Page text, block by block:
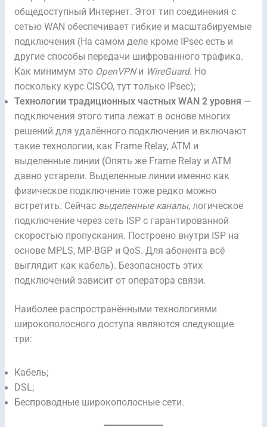
общедоступный Интернет. Этот тип соединения с
сетью WAN обеспечивает гибкие и масштабируемые
подключения (На самом деле кроме IPsec есть и
другие способы передачи шифрованного трафика.
Как минимум это OpenVPNи WireGuard. Но
поскольку курс CISCO, тут только IPsec);
Технологии традиционных частных WAN 2 уровня —
подключения этого типа лежат в основе многих
решений для удалённого подключения и включают
такие технологии, как Frame Relay, ATM и
выделенные линии (Опять же Frame Relay и ATM
давно устарели. Выделенные линии именно как
физическое подключение тоже редко можно
встретить. Сейчас выделенные каналы, логическое
подключение через сеть ISP с гарантированной
скоростью пропускания. Построено внутри ISP на
основе MPLS, MP-BGP и QoS. Для абонента всё
выглядит как кабель). Безопасность этих
подключений зависит от оператора связи.
Наиболее распространёнными технологиями
широкополосного доступа являются следующие
три:
Кабель;
DSL;
Беспроводные широкополосные сети.